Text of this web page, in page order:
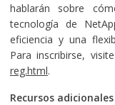
hablarán sobre
tecnología de
eficiencia y una
Para inscribirse,
reg.html.
Recursos adicionales